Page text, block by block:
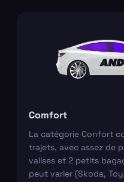
Comfort
La catégorie Confort
trajets, avec assez de
valises et 2 petits
peut varier (Skoda,